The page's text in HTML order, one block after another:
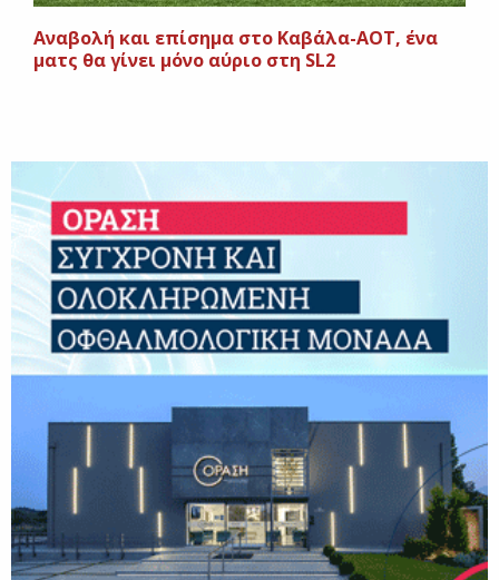
Αναβολή και επίσημα στο Καβάλα-ΑΟΤ, ένα
ματς θα γίνει μόνο αύριο στη SL2